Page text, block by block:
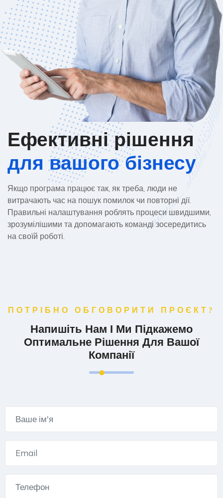
Ефективні рішення
для вашого бізнесу
Якщо програма працює так, як треба, люди не
витрачають час на пошук помилок чи повторні дії.
Правильні налаштування роблять процеси швидшими,
зрозумілішими та допомагають команді зосередитись
на своїй роботі.
ПОТРІБНО ОБГОВОРИТИ ПРОЄКТ?
Напишіть Нам І Ми Підкажемо
Оптимальне Рішення Для Вашої
Компанії